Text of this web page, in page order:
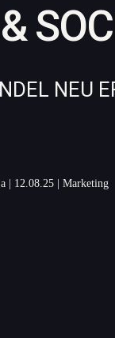
NEU
| 12.08.25| Marketing